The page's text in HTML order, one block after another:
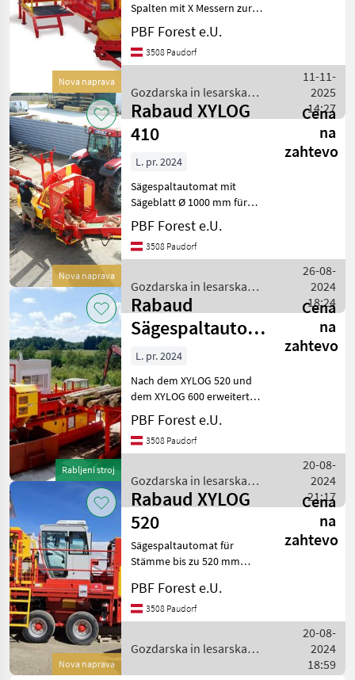
Gozdarska
tehnika
Gozdarska In
Cepilnik
Z
Rezilom
Rabaud
IZBERITE
KATEGORIJO
Rabaud
Palax
Tajfun
Uniforest
A-Dro Dominator
Hakki Pilke
Prikaži
vse
(13)
MARKETPLACE
Marketplace
Ponudbe
trgovcev
Mali
oglasi
Nova naprava
Spalten mit X Messern zur
Herstellung von
Holzscheiten mit dem
gewünschten Querschnitt.
Schnittsystem über HM-
Sägeb
PBF Forest e.U.
3508 Paudorf
Gozdarska in lesarska
mehanizacija / Rabaud
11-11-
2025
14:27
Nova naprava
Rabaud XYLOG
410
Cena
na
zahtevo
L. pr. 2024
Sägespaltautomat mit
Sägeblatt Ø 1000 mm für
Stämme bis zu 410 mm
Durchmesser. Der
Brennholzprozessor XYLOG
Ausrüstung, um sich
zuversichtlich
PBF Forest e.U.
3508 Paudorf
Gozdarska in lesarska
mehanizacija / Rabaud
26-08-
2024
18:24
Rabljeni stroj
Rabaud
Sägespaltautomat
: XYLOG 800
Cena
na
zahtevo
L. pr. 2024
Nach dem XYLOG 520 und
dem XYLOG 600 erweitert
RABAUD seine Palette von
Scheitholzprozessoren um
ein Modell, das für den
bestimmt ist: den XYLO
PBF Forest e.U.
3508 Paudorf
Gozdarska in lesarska
mehanizacija / Rabaud
20-08-
2024
21:17
Nova naprava
Rabaud XYLOG
520
Cena
na
zahtevo
Sägespaltautomat für
Stämme bis zu 520 mm
komfortabel ermöglicht die
Herstellung von Brennholz
und Anzündholz. RABAUD
PBF Forest e.U.
3508 Paudorf
Gozdarska in lesarska
20-08-
2024
18:59